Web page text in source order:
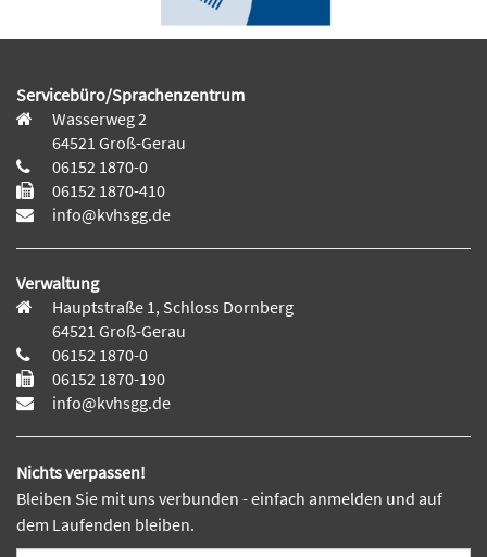
Servicebüro/Sprachenzentrum
Wasserweg 2
64521 Groß-Gerau
06152 1870-0
06152 1870-410
info@kvhsgg.de
Verwaltung
Hauptstraße 1, Schloss Dornberg
64521 Groß-Gerau
06152 1870-0
06152 1870-190
info@kvhsgg.de
Nichts verpassen!
Bleiben Sie mit uns verbunden - einfach anmelden und auf
dem Laufenden bleiben.